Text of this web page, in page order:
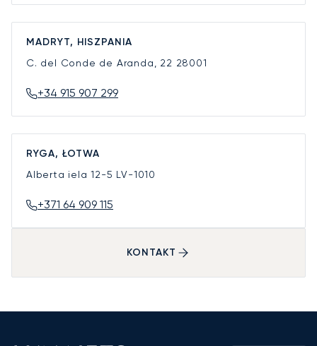
MADRYT, HISZPANIA
C. del Conde de Aranda, 22 28001
+34 915 907 299
RYGA, ŁOTWA
Alberta iela 12-5 LV-1010
+371 64 909 115
KONTAKT